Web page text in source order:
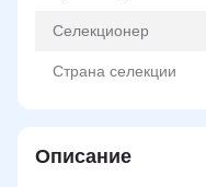
Селекционер
Страна селекции
Описание